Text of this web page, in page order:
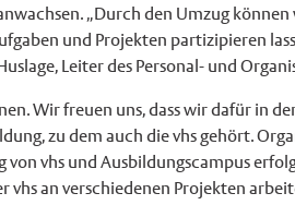
„Durch den Umzug
und Projekten partizipieren
Leiter des Personal- und
Wir freuen uns, dass wir dafür in
zu dem auch die vhs gehört.
vhs und Ausbildungscampus
an verschiedenen Projekten